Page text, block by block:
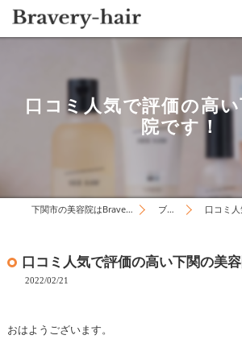
口コミ人気で評価の高
院です！
下関市の美容院はBravery-hair ブログ 口コミ人
口コミ人気で評価の高い下関の美容
2022/02/21
おはようございます。